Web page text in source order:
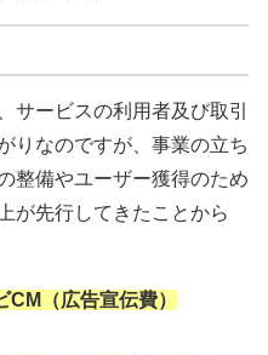
ービスの利用者及び取引
りなのですが、事業の立ち
整備やユーザー獲得のため
が先行してきたことから
（広告宣伝費）